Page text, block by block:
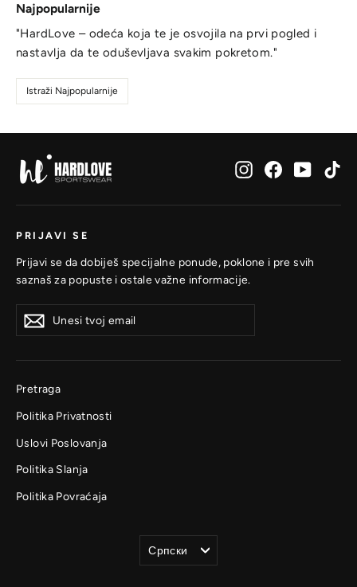
Najpopularnije
"HardLove – odeća koja te je osvojila na prvi pogled i
nastavlja da te oduševljava svakim pokretom."
Istraži Najpopularnije
InstagramFacebook
PRIJAVI SE
Prijavi se da dobiješ specijalne ponude, poklone i pre svih
saznaš za popuste i ostale važne informacije.
tvoj
se
Prijavi
se
Pretraga
Politika Privatnosti
Uslovi Poslovanja
Politika Slanja
Politika Povraćaja
Jezik
Српски